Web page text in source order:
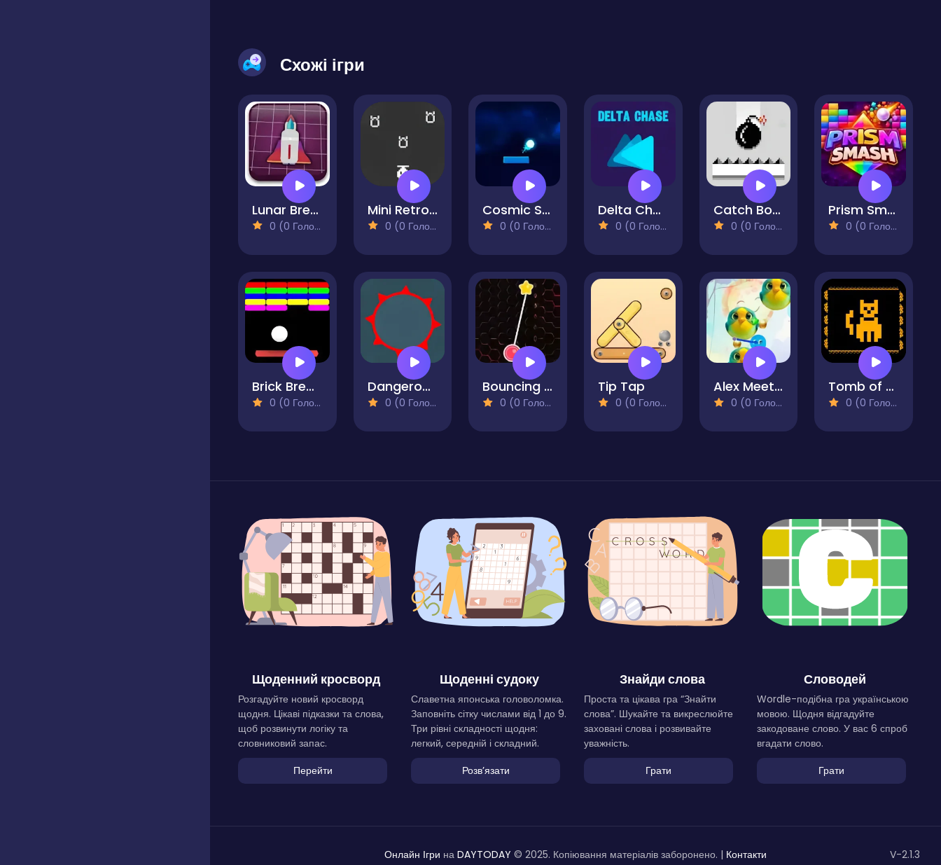
Схожі ігри
Lunar Breakout
0 (0 Голосів)
Mini Retro Bomber Enhanced
0 (0 Голосів)
Cosmic Smash
0 (0 Голосів)
Delta Chase
0 (0 Голосів)
Catch Bombs
0 (0 Голосів)
Prism Smash
0 (0 Голосів)
Brick Breaker Blitz
0 (0 Голосів)
Dangerous Circle
0 (0 Голосів)
Bouncing Expert
0 (0 Голосів)
Tip Tap
0 (0 Голосів)
Alex Meets Ally Exotica
0 (0 Голосів)
Tomb of the Cat
0 (0 Голосів)
Щоденний кросворд
Розгадуйте новий кросворд
щодня. Цікаві підказки та слова,
щоб розвинути логіку та
словниковий запас.
Перейти
Щоденні судоку
Славетна японська головоломка.
Заповніть сітку числами від 1 до 9.
Три рівні складності щодня:
легкий, середній і складний.
Розвʼязати
Знайди слова
Проста та цікава гра “Знайти
слова”. Шукайте та викреслюйте
заховані слова і розвивайте
уважність.
Грати
Словодей
Wordle-подібна гра українською
мовою. Щодня відгадуйте
закодоване слово. У вас 6 спроб
вгадати слово.
Грати
Онлайн Ігри на DAYTODAY © 2025. Копіювання матеріалів заборонено. | Контакти V-2.1.3